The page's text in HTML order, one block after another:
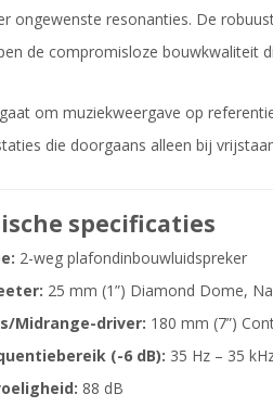
ongewenste resonanties. De
de compromisloze bouwkwaliteit
om muziekweergave op
die doorgaans alleen bij
specificaties
2-weg plafondinbouwluidspreker
25 mm (1”) Diamond Dome,
Midrange-driver: 180 mm (7”)
(-6 dB): 35 Hz – 35
88 dB